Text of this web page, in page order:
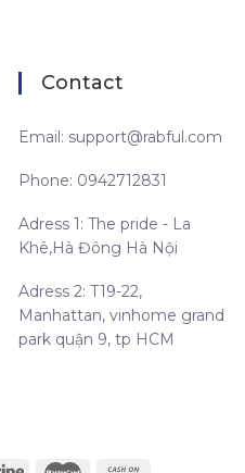
Contact
Email: support@rabful.com
Phone: 0942712831
Adress 1: The pride - La
Khê,Hà Đông Hà Nội
Adress 2: T19-22,
Manhattan, vinhome grand
park quận 9, tp HCM